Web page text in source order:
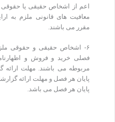
اعم از اشخاص حقیقی یا حقوقی
معافیت های قانونی ملزم به
مقرر می باشند.
۶- اشخاص حقیقی و حقوقی
فصلی خرید و فروش و
پایان هر فصل می باشد.